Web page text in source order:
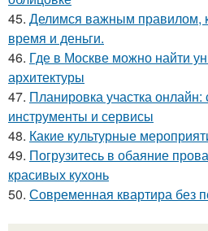
45. Делимся важным правилом,
время и деньги.
46. Где в Москве можно найти
архитектуры
47. Планировка участка
инструменты и сервисы
48. Какие культурные
49. Погрузитесь в обаяние
красивых кухонь
50. Современная квартира без